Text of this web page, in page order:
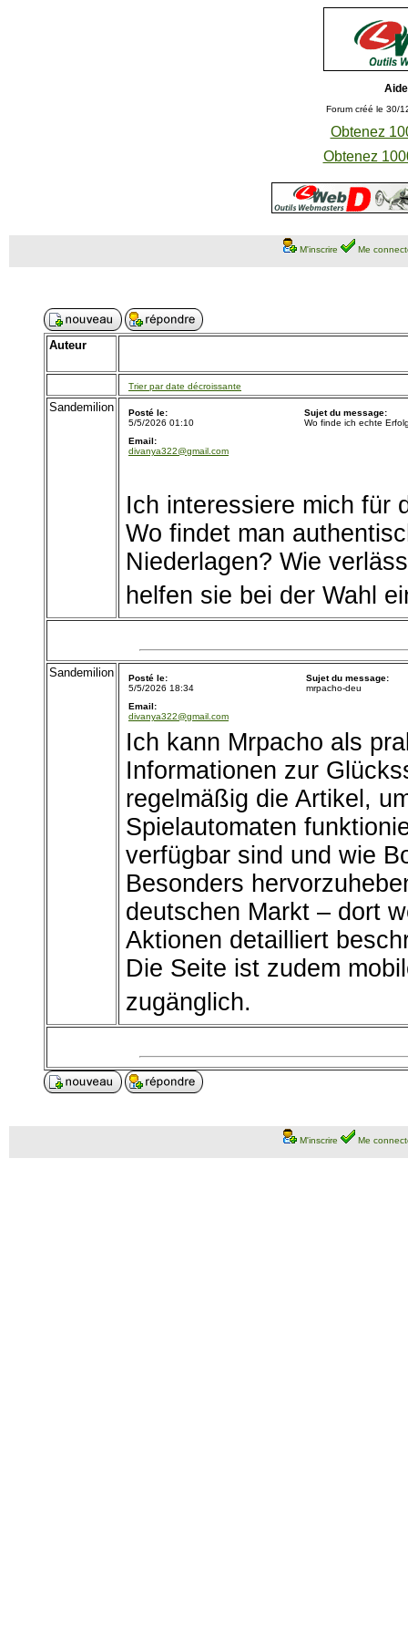
Forum créé le 30/
Obtenez
Obtenez
M'inscrire Me
Auteur
Trier par date décroissante
Sandemilion
Posté le:
5/5/2026 01:10
Sujet du message:
Wo finde ich echte
Email:
divanya322@gmail.com
Ich interessiere mich für
Wo findet man
Niederlagen? Wie
helfen sie bei der Wahl
Sandemilion
Posté le:
5/5/2026 18:34
Sujet du message:
mrpacho-deu
Email:
divanya322@gmail.com
Ich kann Mrpacho als
Informationen zur
regelmäßig die Artikel,
Spielautomaten
verfügbar sind und wie
Besonders
deutschen Markt – dort
Aktionen detailliert
Die Seite ist zudem
zugänglich.
M'inscrire Me